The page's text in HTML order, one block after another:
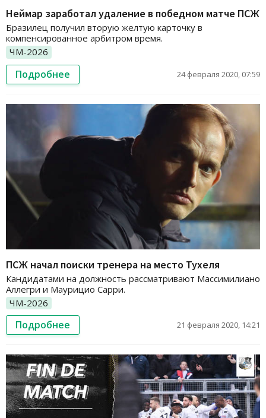
Неймар заработал удаление в победном матче ПСЖ
Бразилец получил вторую желтую карточку в
компенсированное арбитром время.
ЧМ-2026
Подробнее 24 февраля 2020, 07:59
ПСЖ начал поиски тренера на место Тухеля
Кандидатами на должность рассматривают Массимилиано
Аллегри и Маурицио Сарри.
ЧМ-2026
Подробнее 21 февраля 2020, 14:21